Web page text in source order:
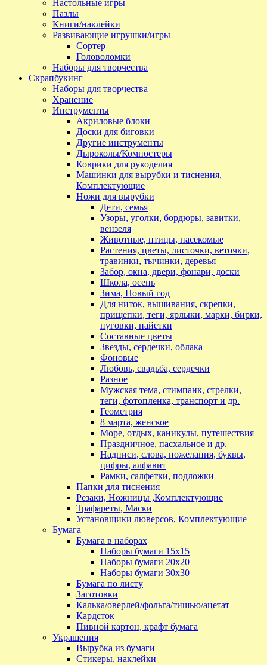
Настольные игры
Пазлы
Книги/наклейки
Развивающие игрушки/игры
Сортер
Головоломки
Наборы для творчества
Скрапбукинг
Наборы для творчества
Хранение
Инструменты
Акриловые блоки
Доски для биговки
Другие инструменты
Дыроколы/Компостеры
Коврики для рукоделия
Машинки для вырубки и тиснения,
Комплектующие
Ножи для вырубки
Дети, семья
Узоры, уголки, бордюры, завитки,
вензеля
Животные, птицы, насекомые
Растения, цветы, листочки, веточки,
травинки, тычинки, деревья
Забор, окна, двери, фонари, доски
Школа, осень
Зима, Новый год
Для ниток, вышивания, скрепки,
прищепки, теги, ярлыки, марки, бирки,
пуговки, пайетки
Составные цветы
Звезды, сердечки, облака
Фоновые
Любовь, свадьба, сердечки
Разное
Мужская тема, стимпанк, стрелки,
теги, фотопленка, транспорт и др.
Геометрия
8 марта, женское
Море, отдых, каникулы, путешествия
Праздничное, пасхальное и др.
Надписи, слова, пожелания, буквы,
цифры, алфавит
Рамки, салфетки, подложки
Папки для тиснения
Резаки, Ножницы ,Комплектующие
Трафареты, Маски
Установщики люверсов, Комплектующие
Бумага
Бумага в наборах
Наборы бумаги 15х15
Наборы бумаги 20х20
Наборы бумаги 30х30
Бумага по листу
Заготовки
Калька/оверлей/фольга/тишью/ацетат
Кардсток
Пивной картон, крафт бумага
Украшения
Вырубка из бумаги
Стикеры, наклейки